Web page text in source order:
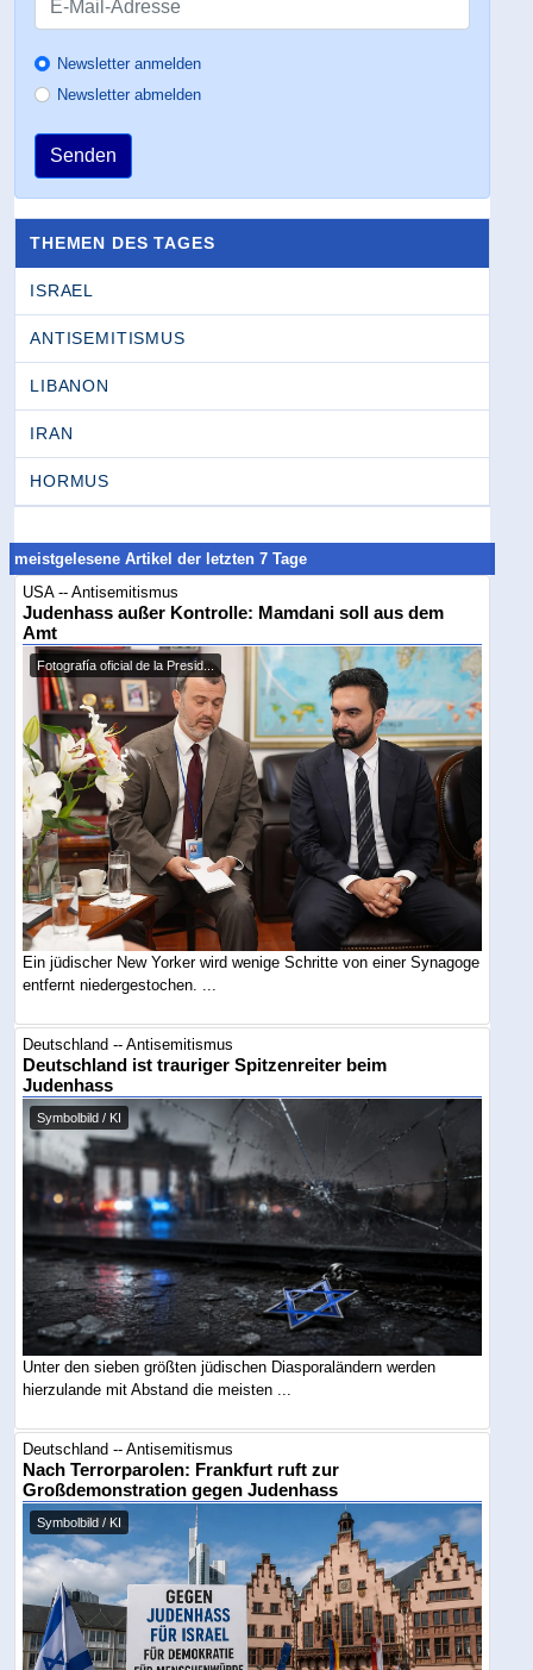
Newsletter anmelden
Newsletter abmelden
Senden
THEMEN DES TAGES
ISRAEL
ANTISEMITISMUS
LIBANON
IRAN
HORMUS
meistgelesene Artikel der letzten 7 Tage
USA -- Antisemitismus
Judenhass außer Kontrolle: Mamdani soll aus dem
Amt
Fotografía oficial de la Presid...
Ein jüdischer New Yorker wird wenige Schritte von einer Synagoge
entfernt niedergestochen. ...
Deutschland -- Antisemitismus
Deutschland ist trauriger Spitzenreiter beim
Judenhass
Symbolbild / KI
Unter den sieben größten jüdischen Diasporaländern werden
hierzulande mit Abstand die meisten ...
Deutschland -- Antisemitismus
Nach Terrorparolen: Frankfurt ruft zur
Großdemonstration gegen Judenhass
Symbolbild / KI